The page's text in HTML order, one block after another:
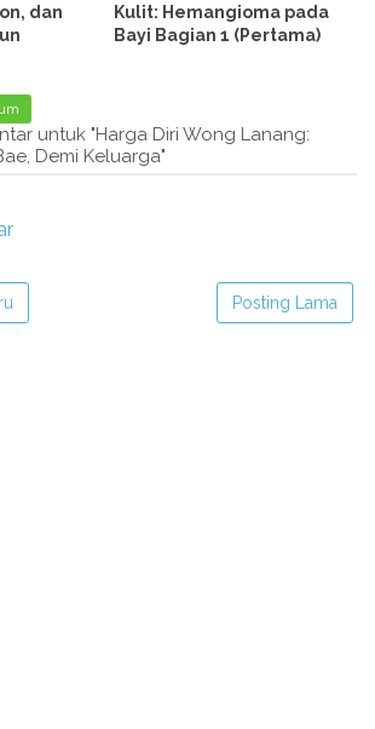
dan
Kulit: Hemangioma pada
Bayi Bagian 1 (Pertama)
untuk "Harga Diri Wong Lanang:
Demi Keluarga"
Posting Lama